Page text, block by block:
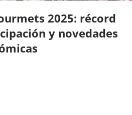
2025: récord
y novedades